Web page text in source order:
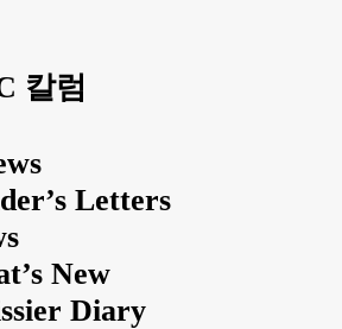
칼럼
Letters
New
Diary